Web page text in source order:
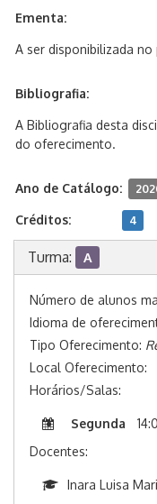
Ementa:
A ser disponibilizada
Bibliografia:
A Bibliografia desta
do oferecimento.
Ano de Catálogo:
Créditos: 4
Turma: A
Número de alunos
Idioma de
Tipo Oferecimento:
Local Oferecimento:
Horários/Salas:
Segunda
Docentes:
Inara Luisa